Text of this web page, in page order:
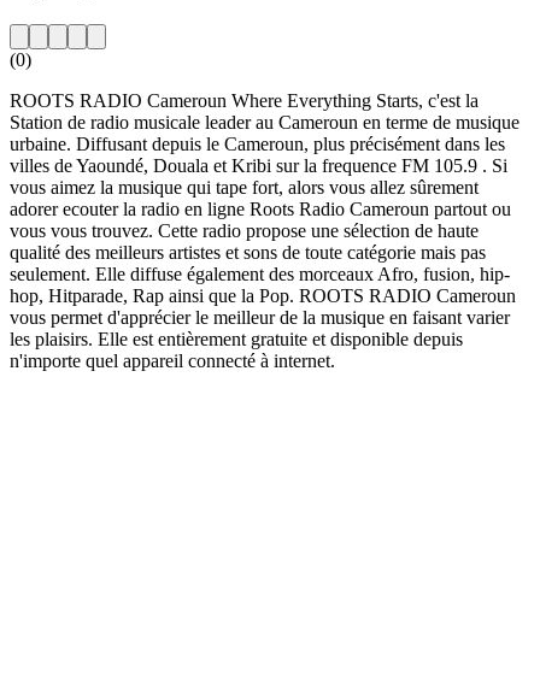
(0)
ROOTS RADIO Cameroun Where Everything Starts, c'est la
Station de radio musicale leader au Cameroun en terme de musique
urbaine. Diffusant depuis le Cameroun, plus précisément dans les
villes de Yaoundé, Douala et Kribi sur la frequence FM 105.9 . Si
vous aimez la musique qui tape fort, alors vous allez sûrement
adorer ecouter la radio en ligne Roots Radio Cameroun partout ou
vous vous trouvez. Cette radio propose une sélection de haute
qualité des meilleurs artistes et sons de toute catégorie mais pas
seulement. Elle diffuse également des morceaux Afro, fusion, hip-
hop, Hitparade, Rap ainsi que la Pop. ROOTS RADIO Cameroun
vous permet d'apprécier le meilleur de la musique en faisant varier
les plaisirs. Elle est entièrement gratuite et disponible depuis
n'importe quel appareil connecté à internet.